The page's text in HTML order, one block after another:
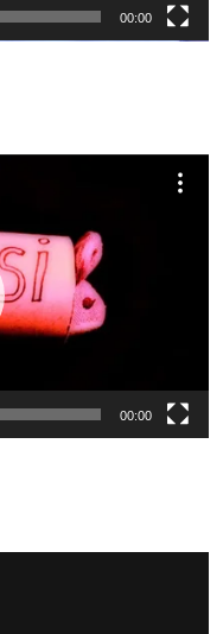
00:00
00:00